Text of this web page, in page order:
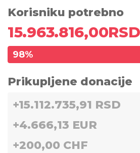
Korisniku potrebno
15.963.816,00RSD
98%
Prikupljene donacije
+15.112.735,91 RSD
+4.666,13 EUR
+200,00 CHF